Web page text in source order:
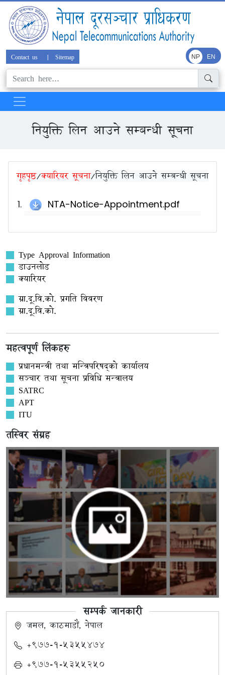
Contact us | Sitemap NP EN
नियुक्ति लिन आउने सम्बन्धी सूचना
गृहपृष्ठ/क्यारियर सूचना/नियुक्ति लिन आउने सम्बन्धी सूचना
NTA-Notice-Appointment.pdf
Type Approval Information
डाउनलोड
क्यारियर
ग्रा.दू.वि.को. प्रगति विवरण
ग्रा.दू.वि.को.
महत्वपूर्ण लिंकहरु
प्रधानमन्त्री तथा मन्त्रिपरिषद्को कार्यालय
सञ्‍चार तथा सूचना प्रविधि मन्त्रालय
SATRC
APT
ITU
तस्विर संग्रह
सम्पर्क जानकारी
जमल, काठमाडौं, नेपाल
+९७७-१-५३५५४७४
+९७७-१-५३५५२५०